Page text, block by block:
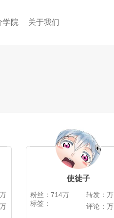
学院 关于我们
使徒子
粉丝：714万
标签：
转发：万
评论：万